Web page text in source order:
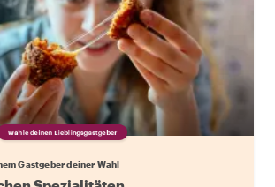
deinen Lieblingsgastgeber
Gastgeber deiner Wahl